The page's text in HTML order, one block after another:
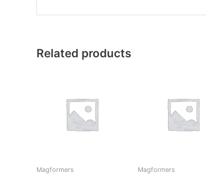
Related products
Magformers Magformers